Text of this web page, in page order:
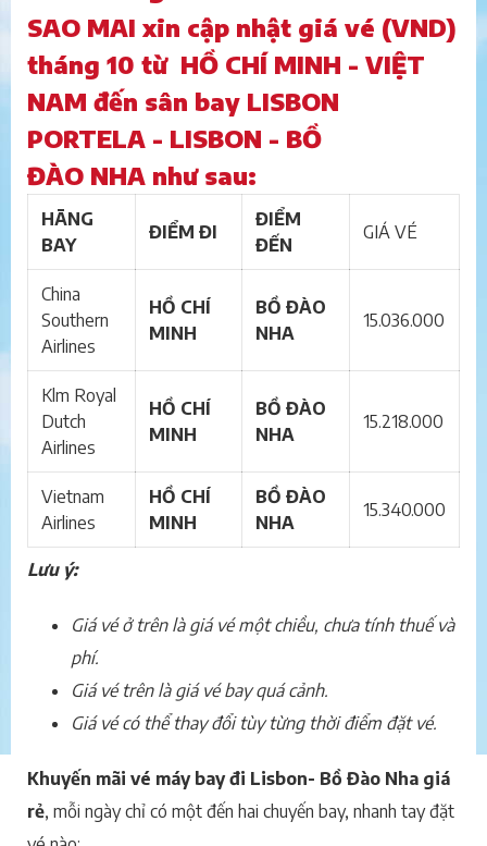
SAO MAI xin cập nhật giá vé (VND)
tháng 10 từ HỒ CHÍ MINH - VIỆT
NAM đến sân bay LISBON
PORTELA - LISBON - BỒ
ĐÀO NHA như sau:
HÃNG
BAY
ĐIỂM ĐI
ĐIỂM
ĐẾN
GIÁ VÉ
China
Southern
Airlines
HỒ CHÍ
MINH
BỒ ĐÀO
NHA
15.036.000
Klm Royal
Dutch
Airlines
HỒ CHÍ
MINH
BỒ ĐÀO
NHA
15.218.000
Vietnam
Airlines
HỒ CHÍ
MINH
BỒ ĐÀO
NHA
15.340.000
Lưu ý:
Giá vé ở trên là giá vé một chiều, chưa tính thuế và
phí.
Giá vé trên là giá vé bay quá cảnh.
Giá vé có thể thay đổi tùy từng thời điểm đặt vé.
Khuyến mãi vé máy bay đi Lisbon- Bồ Đào Nha giá
rẻ, mỗi ngày chỉ có một đến hai chuyến bay, nhanh tay đặt